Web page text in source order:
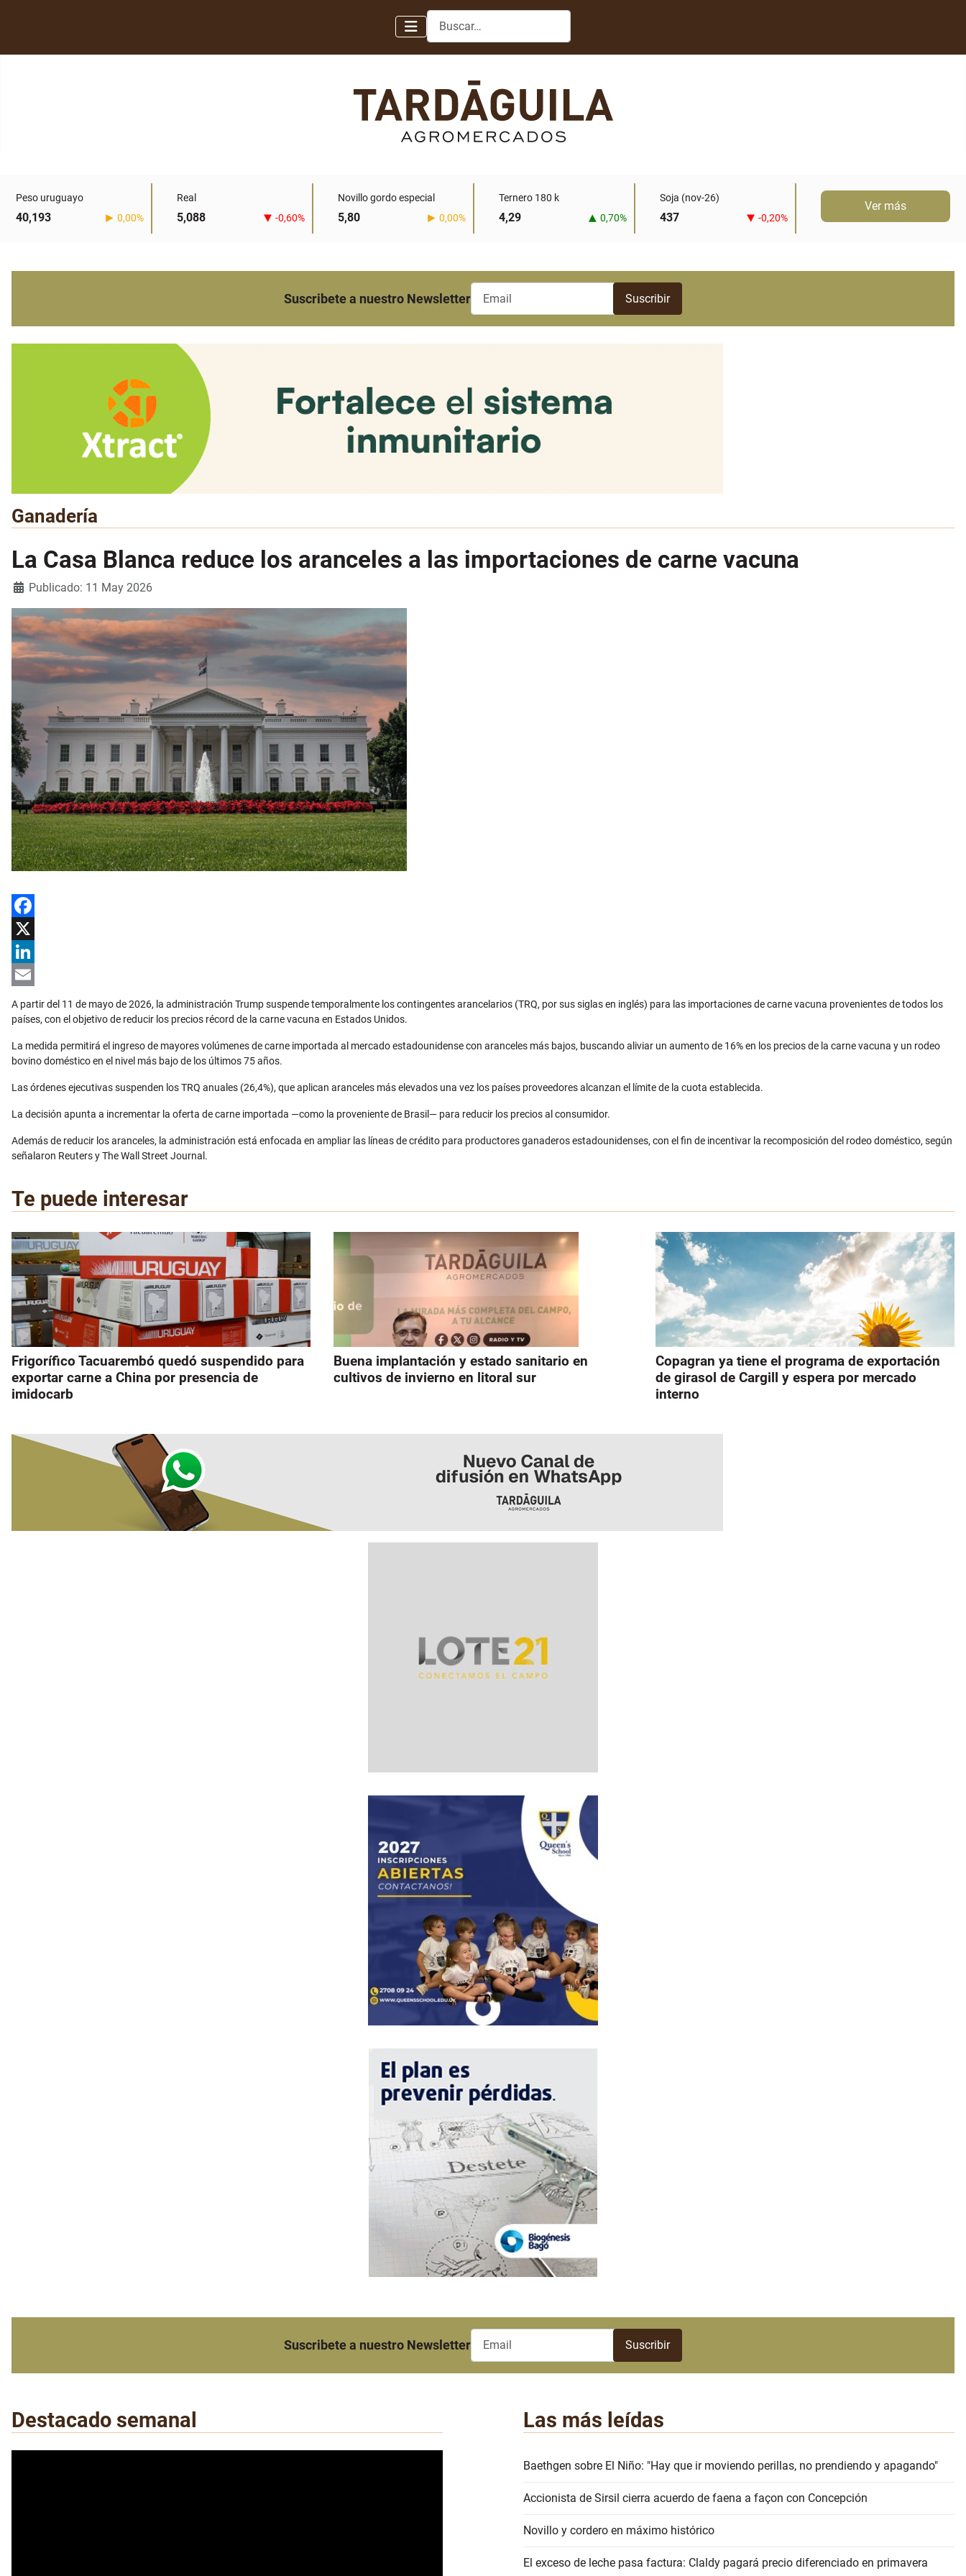
Buscar
Peso uruguayo
40,193 0,00%
Real
5,088 -0,60%
Novillo gordo especial
5,80 0,00%
Ternero 180 k
4,29 0,70%
Soja (nov-26)
437 -0,20%
Ver más
Suscribete a nuestro Newsletter
Ganadería
La Casa Blanca reduce los aranceles a las importaciones de carne vacuna
Detalles
Publicado: 11 May 2026
Facebook
X
LinkedIn
Email
A partir del 11 de mayo de 2026, la administración Trump suspende temporalmente los contingentes arancelarios (TRQ, por sus siglas en inglés) para las importaciones de carne vacuna provenientes de todos los
países, con el objetivo de reducir los precios récord de la carne vacuna en Estados Unidos.
La medida permitirá el ingreso de mayores volúmenes de carne importada al mercado estadounidense con aranceles más bajos, buscando aliviar un aumento de 16% en los precios de la carne vacuna y un rodeo
bovino doméstico en el nivel más bajo de los últimos 75 años.
Las órdenes ejecutivas suspenden los TRQ anuales (26,4%), que aplican aranceles más elevados una vez los países proveedores alcanzan el límite de la cuota establecida.
La decisión apunta a incrementar la oferta de carne importada —como la proveniente de Brasil— para reducir los precios al consumidor.
Además de reducir los aranceles, la administración está enfocada en ampliar las líneas de crédito para productores ganaderos estadounidenses, con el fin de incentivar la recomposición del rodeo doméstico, según
señalaron Reuters y The Wall Street Journal.
Te puede interesar
Frigorífico Tacuarembó quedó suspendido para
exportar carne a China por presencia de
imidocarb
Buena implantación y estado sanitario en
cultivos de invierno en litoral sur
Copagran ya tiene el programa de exportación
de girasol de Cargill y espera por mercado
interno
Suscribete a nuestro Newsletter
Destacado semanal Las más leídas
Baethgen sobre El Niño: "Hay que ir moviendo perillas, no prendiendo y apagando"
Accionista de Sirsil cierra acuerdo de faena a façon con Concepción
Novillo y cordero en máximo histórico
El exceso de leche pasa factura: Claldy pagará precio diferenciado en primavera